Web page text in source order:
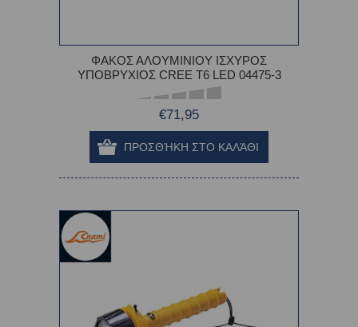
ΦΑΚΟΣ ΑΛΟΥΜΙΝΙΟΥ ΙΣΧΥΡΟΣ
ΥΠΟΒΡΥΧΙΟΣ CREE T6 LED 04475-3
€71,95